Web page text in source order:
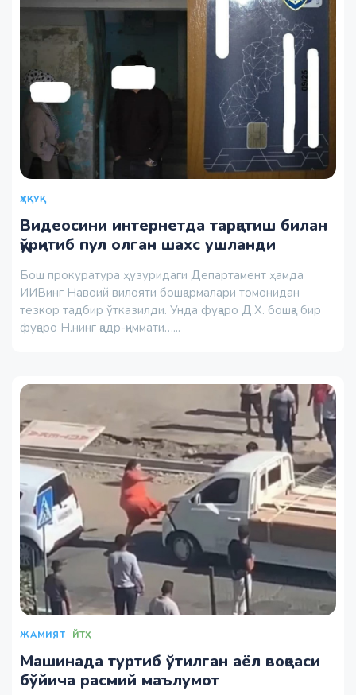
ҲУҚУҚ
Видеосини интернетда тарқатиш билан
қўрқитиб пул олган шахс ушланди
Бош прокуратура ҳузуридаги Департамент ҳамда
ИИВинг Навоий вилояти бошқармалари томонидан
тезкор тадбир ўтказилди. Унда фуқаро Д.Х. бошқа бир
фуқаро Н.нинг қадр-қиммати…...
ЖАМИЯТ ЙТҲ
Машинада туртиб ўтилган аёл воқеаси
бўйича расмий маълумот